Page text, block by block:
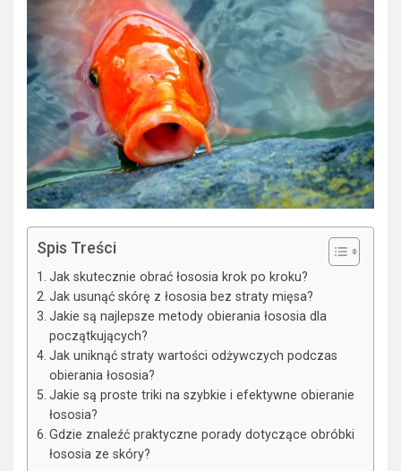
Spis Treści
Jak skutecznie obrać łososia krok po kroku?
Jak usunąć skórę z łososia bez straty mięsa?
Jakie są najlepsze metody obierania łososia dla
początkujących?
Jak uniknąć straty wartości odżywczych podczas
obierania łososia?
Jakie są proste triki na szybkie i efektywne obieranie
łososia?
Gdzie znaleźć praktyczne porady dotyczące obróbki
łososia ze skóry?